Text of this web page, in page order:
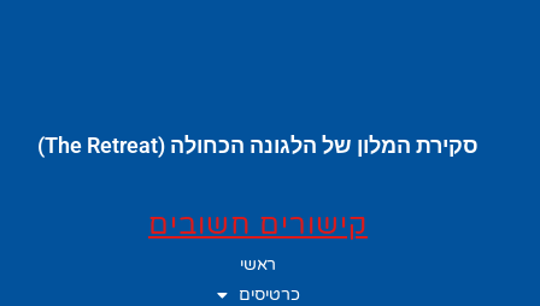
סקירת המלון של הלגונה הכחולה (The Retreat)
קישורים חשובים
ראשי
כרטיסים